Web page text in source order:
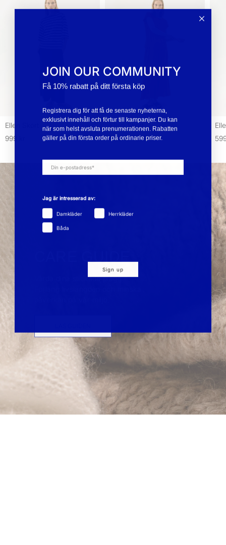
Ellen Skort
999 kr
Ellen Skort
599 kr 999 kr
Vårda dina stickade plagg -
JOIN OUR COMMUNITY
Få 10% rabatt på ditt första köp
Registrera dig för att få de senaste nyheterna,
exklusivt innehåll och förtur till kampanjer. Du kan
när som helst avsluta prenumerationen. Rabatten
gäller på din första order på ordinarie priser.
Jag är intresserad av:
Damkläder Herrkläder
Båda
Sign up